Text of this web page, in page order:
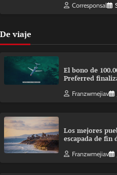
Corresponsal
De viaje
El bono de
Preferred
Franzwmejiav
Los mejores
escapada de fin
Franzwmejiav